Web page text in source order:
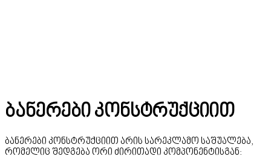
ბანერები კონსტრუქციით
ბანერები კონსტრუქციით არის სარეკლამო საშუალება,
რომელიც შედგება ორი ძირითადი კომპონენტისგან: